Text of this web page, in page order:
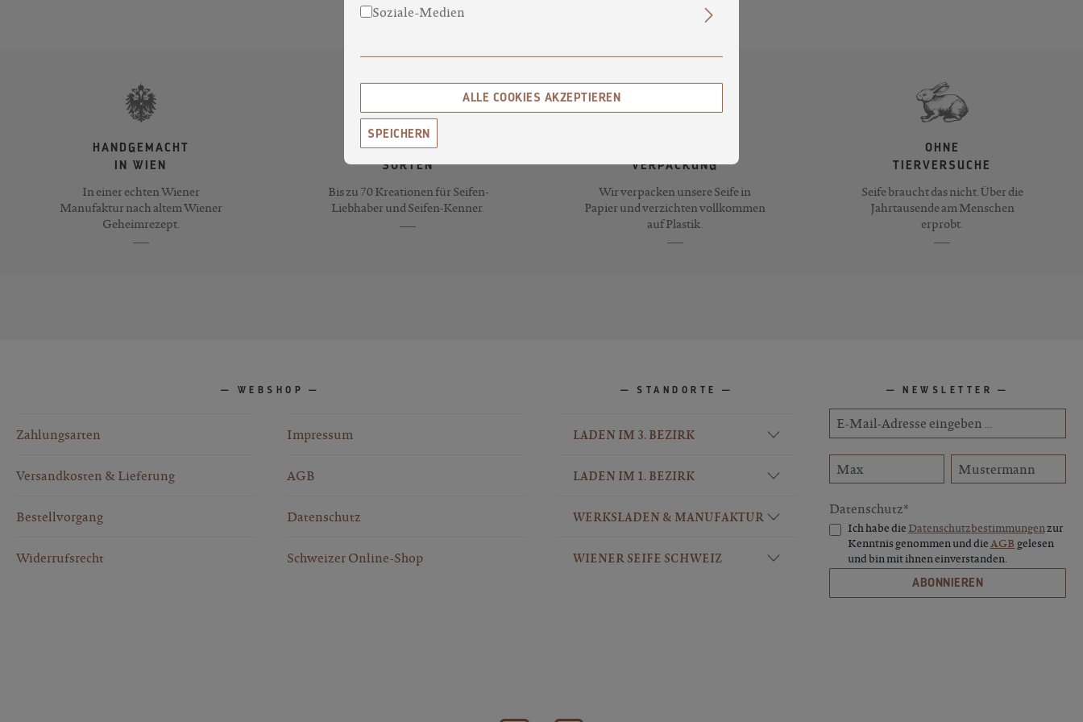
HANDGEMACHT
IN WIEN
In einer echten Wiener
Manufaktur nach altem Wiener
Geheimrezept.
70
SORTEN
Bis zu 70 Kreationen für Seifen-
Liebhaber und Seifen-Kenner.
VERPACKUNG
Wir verpacken unsere Seife in
Papier und verzichten vollkommen
auf Plastik.
OHNE
TIERVERSUCHE
Seife braucht das nicht. Über die
Jahrtausende am Menschen
erprobt.
WEBSHOP
Zahlungsarten
Versandkosten & Lieferung
Bestellvorgang
Widerrufsrecht
Impressum
AGB
Datenschutz
Schweizer Online-Shop
STANDORTE
LADEN IM 3. BEZIRK
LADEN IM 1. BEZIRK
WERKSLADEN & MANUFAKTUR
WIENER SEIFE SCHWEIZ
NEWSLETTER
Datenschutz*
Ich habe die Datenschutzbestimmungenzur
Kenntnis genommen und dieAGB gelesen
und bin mit ihnen einverstanden.
ABONNIEREN
Soziale-Medien
ALLE COOKIES AKZEPTIEREN
SPEICHERN